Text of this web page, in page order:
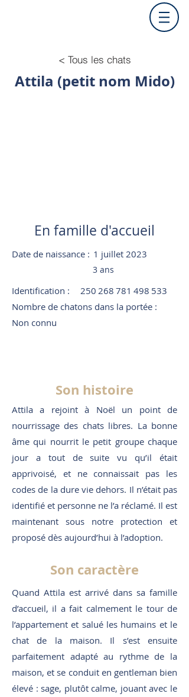
< Tous les chats
Attila (petit nom Mido)
En famille d'accueil
Date de naissance :1 juillet 2023
3 ans
Identification :
250 268 781 498 533
Nombre de chatons dans la portée :
Non connu
Son histoire
Attila a rejoint à Noël un point de
nourrissage des chats libres. La bonne
âme qui nourrit le petit groupe chaque
jour a tout de suite vu qu’il était
apprivoisé, et ne connaissait pas les
codes de la dure vie dehors. Il n’était pas
identifié et personne ne l’a réclamé. Il est
maintenant sous notre protection et
proposé dès aujourd’hui à l’adoption.
Son caractère
Quand Attila est arrivé dans sa famille
d’accueil, il a fait calmement le tour de
l’appartement et salué les humains et le
chat de la maison. Il s’est ensuite
parfaitement adapté au rythme de la
maison, et se conduit en gentleman bien
élevé : sage, plutôt calme, jouant avec le